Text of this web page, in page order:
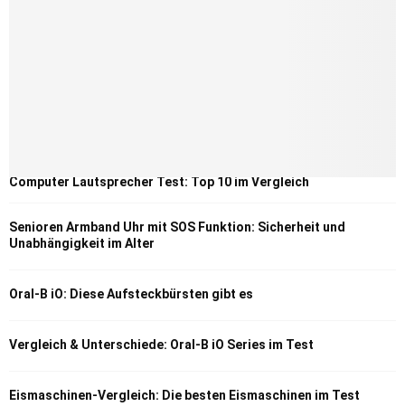
Computer Lautsprecher Test: Top 10 im Vergleich
Senioren Armband Uhr mit SOS Funktion: Sicherheit und
Unabhängigkeit im Alter
Oral-B iO: Diese Aufsteckbürsten gibt es
Vergleich & Unterschiede: Oral-B iO Series im Test
Eismaschinen-Vergleich: Die besten Eismaschinen im Test